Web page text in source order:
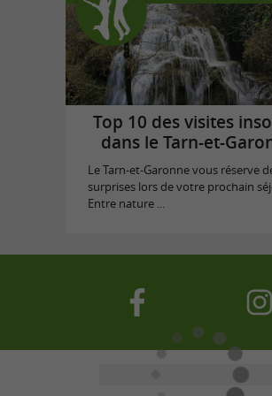
Top 10 des visites
dans le Tarn-et-
Le Tarn-et-Garonne vous réserve
surprises lors de votre prochain
Entre nature ...